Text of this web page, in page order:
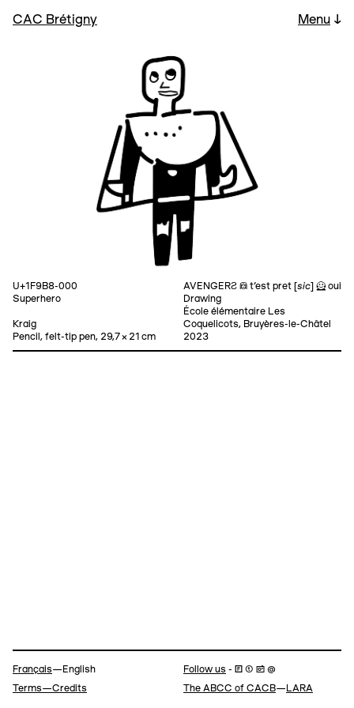
CAC Brétigny Menu ↓
U+1F9B8-000
Superhero
AVENGERƧ 👩 t'est pret [ sic ] 🦸 oui
Drawing
Kraig
Pencil, felt-tip pen, 29,7 × 21 cm
École élémentaire Les
Coquelicots, Bruyères-le-Châtel
2023
Navigation
Français—English Follow us - 🄵 ⓣ 📷 @
Terms—Credits The ABCC of CACB— LARA